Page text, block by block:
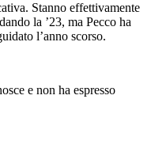
Stanno effettivamente
la ’23, ma Pecco ha
l’anno scorso.
e non ha espresso